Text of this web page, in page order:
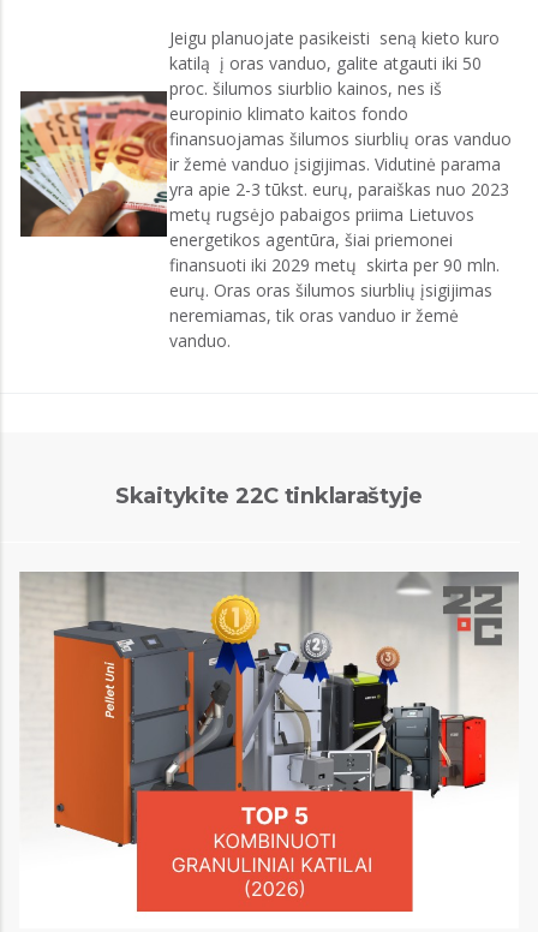
Jeigu planuojate pasikeisti seną kieto kuro
katilą į oras vanduo, galite atgauti iki 50
proc. šilumos siurblio kainos, nes iš
europinio klimato kaitos fondo
finansuojamas šilumos siurblių oras vanduo
ir žemė vanduo įsigijimas. Vidutinė parama
yra apie 2-3 tūkst. eurų, paraiškas nuo 2023
metų rugsėjo pabaigos priima Lietuvos
energetikos agentūra, šiai priemonei
finansuoti iki 2029 metų skirta per 90 mln.
eurų. Oras oras šilumos siurblių įsigijimas
neremiamas, tik oras vanduo ir žemė
vanduo.
Skaitykite 22C tinklaraštyje